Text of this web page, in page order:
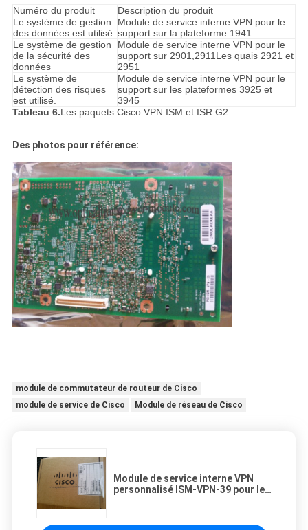
Numéro du produit
Description du produit
Le système de gestion
des données est utilisé.
Module de service interne VPN pour le
support sur la plateforme 1941
Le système de gestion
de la sécurité des
données
Module de service interne VPN pour le
support sur 2901,2911Les quais 2921 et
2951
Le système de
détection des risques
est utilisé.
Module de service interne VPN pour le
support sur les plateformes 3925 et
3945
Tableau 6.Les paquets Cisco VPN ISM et ISR G2
Des photos pour référence:
module de commutateur de routeur de Cisco
module de service de Cisco
Module de réseau de Cisco
Module de service interne VPN
personnalisé ISM-VPN-39 pour les